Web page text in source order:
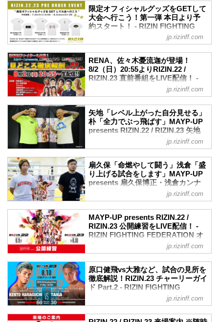
戦必至の闘いが続く。
その他にも、斎藤裕と摩嶋一整のフェザ
ー級対決は第7試合に、原口健飛と大雅の
リマッチは第6試合に決定！注目カード目
白押しの全9試合だ。
RIZIN.23のチケットは残りわずか！会場
に行けない方はインターネット配信で観
戦を楽しも...
- STARTING OVER - / RIZIN.23 -
CALLING OVER - の新作グッズの新作グ
ッズの予約注文がスタートしたぞ！
ボトル、持ち運びに便利なハンディーフ
ァンや水に濡らすだけでひんやり感を味
わえる涼感タオルなど、この夏にピッタ
リのアイテムが続々登場！
是非、新作グッズをゲットして快適に大
RIZIN.22 / RIZIN.23新作グッズ
R cool mas...
限定オフィシャルグッズをGETして
大会へ行こう！第一弾 本日より予
約スタート！ - RIZIN FIGHTING
FEDERATION オフィシャルサイト
て、RIZIN.22 - STARTING OVER - /
RIZIN.23 - CALLING OVER - の限定オフ
ィシャルグッズの先行予約がスタート！
CALLING OVER - でバンタム級タイトル
マッチが決定した朝倉海と扇久保博正の
限定アイテムが登場！
数量限定のアイテムなので是非この機会
にGETして大会へ繰り出そう！
2020年7月24日（金）12:00～8月3日
（月）21:0...
jp.rizinff.com
RENA、佐々木憂流迦が登場！
8/2（日）20:55よりRIZIN.22 /
RIZIN.23 直前番組をLIVE配信！ -
RIZIN FIGHTING FEDERATION オ
フィシャルサイト
8月9日（日）、10日（祝・月）ぴあアリ
ーナMMで開催されるRIZIN.22 -
STARTING OVER - / RIZIN.23 -
CALLING OVER - の直前番組のLIVE配信
が決定！この直前番組は8月2日（日）
てLIVE配信される。
番組のゲストとして、RIZINファイターの
佐々木憂流迦、RENAが登場！また格闘
技専門誌「ゴング格闘技」編集の熊久保
英幸氏を迎え、今大会の見どころを徹底
解剖するぞ！RIZINガール202...
jp.rizinff.com
矢地「レベル上がった自分見せる」
朴「全力でぶっ飛ばす」MAYP-UP
presents RIZIN.22 / RIZIN.23 矢地
祐介・朴光哲 公開練習 - RIZIN
FIGHTING FEDERATION オフィシ
ャルサイト
2020年7月30日（木）、RIZIN.22 -
STARTING OVER -に出場する矢地祐介
と、RIZIN.23 - CALLING OVER -に出場
する朴光哲が練習を公開した。
男」復活を果たした矢地祐介。自身の
Youtubeチャンネルではジークンドー、躰
道、ウェイブマスター等の達人から様々
な技を習得しているが、今回“柔術界の至
宝”ホベルト・サトシ・ソウザ相手に、一
体どのような闘い方で挑むのか。また今
大会でRIZIN初参戦となる元ONE王者の
朴光...
jp.rizinff.com
扇久保「命燃やして闘う」浅倉「盛
り上げる試合をします」MAYP-UP
presents 扇久保博正・浅倉カンナ
公開練習 - RIZIN FIGHTING
FEDERATION オフィシャルサイト
2020年7月29日（水）、RIZIN.22 -
STARTING OVER - に出場する浅倉カン
ナと、RIZIN.23 - CALLING OVER - に出
現在空位となっているRIZINバンタム級の
た扇久保博正。先日の記者会見でこのタ
イトルマッチを「やっと辿り着けた」と
表現した扇久保は果たしてどんな作戦で
朝倉海に挑むのか。そして今大会で初め
て自身より年下の選手と闘う浅倉カン
ナ。会見では対戦相手の古瀬に対し「し
jp.rizinff.com
MAYP-UP presents RIZIN.22 /
RIZIN.23 公開練習をLIVE配信！ -
RIZIN FIGHTING FEDERATION オ
ーナMMで開催されるRIZIN.22 / RIZIN.23
へ出場する選手の公開練習の日程が決
定！試合を控えた選手達の練習などの様
大会間近の選手の練習を、LIVE配信でチ
jp.rizinff.com
原口健飛vs大雅など、試合の見所を
徹底解説！RIZIN.23 チャーリーガイ
ド Part.2 - RIZIN FIGHTING
FEDERATION オフィシャルサイト
MMにて開催されるRIZIN.23 - CALLING
jp.rizinff.com